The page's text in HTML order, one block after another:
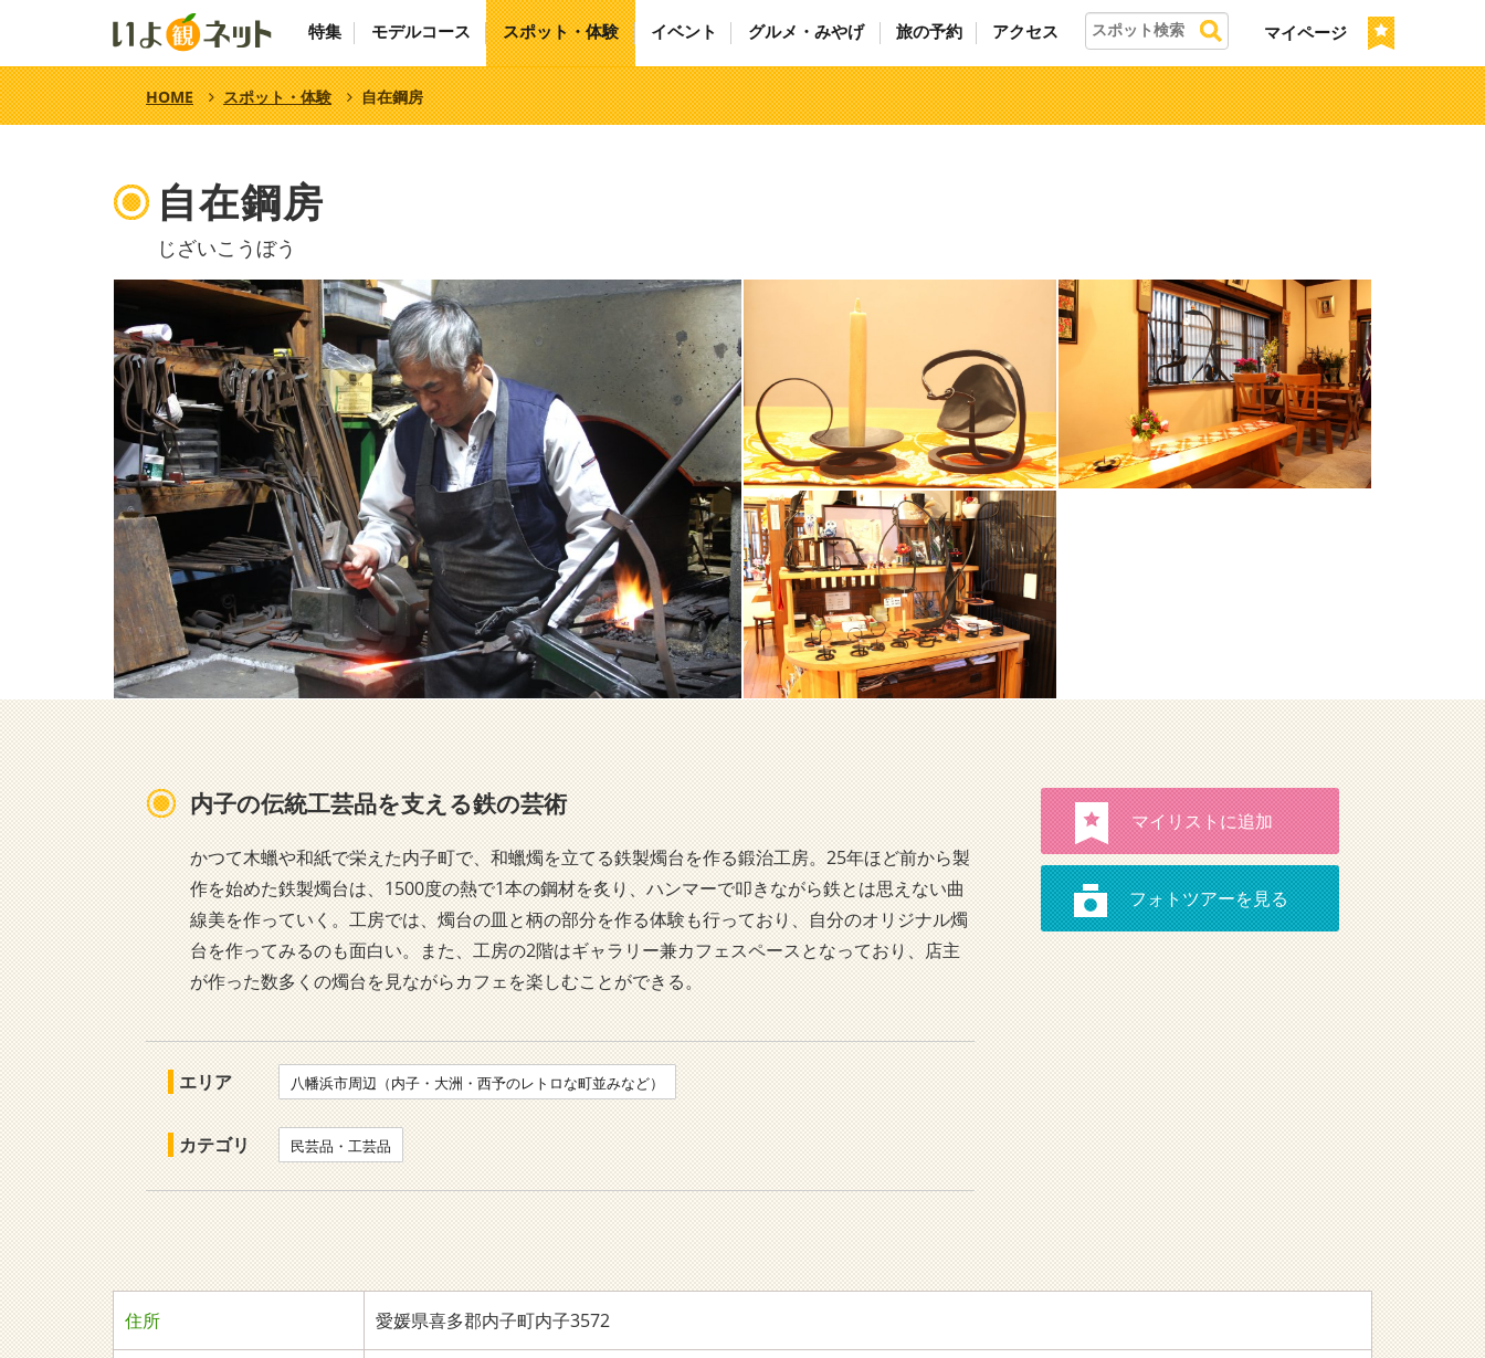
マイページ
特集 モデルコース スポット・体験 イベント グルメ・みやげ 旅の予約 アクセス
HOME スポット・体験 自在鋼房
自在鋼房
じざいこうぼう
内子の伝統工芸品を支える鉄の芸術
かつて木蠟や和紙で栄えた内子町で、和蠟燭を立てる鉄製燭台を作る鍛治工房。25年ほど前から製
作を始めた鉄製燭台は、1500度の熱で1本の鋼材を炙り、ハンマーで叩きながら鉄とは思えない曲
線美を作っていく。工房では、燭台の皿と柄の部分を作る体験も行っており、自分のオリジナル燭
台を作ってみるのも面白い。また、工房の2階はギャラリー兼カフェスペースとなっており、店主
が作った数多くの燭台を見ながらカフェを楽しむことができる。
エリア 八幡浜市周辺（内子・大洲・西予のレトロな町並みなど）
カテゴリ 民芸品・工芸品
住所 愛媛県喜多郡内子町内子3572